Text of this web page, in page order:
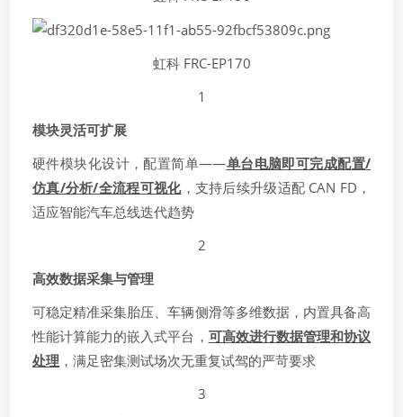
虹科 FRC-EP170
1
模块灵活可扩展
硬件模块化设计，配置简单——单台电脑即可完成配置/
仿真/分析/全流程可视化，支持后续升级适配 CAN FD，
适应智能汽车总线迭代趋势
2
高效数据采集与管理
可稳定精准采集胎压、车辆侧滑等多维数据，内置具备高
性能计算能力的嵌入式平台， 可高效进行数据管理和协议
处理 ，满足密集测试场次无重复试驾的严苛要求
3